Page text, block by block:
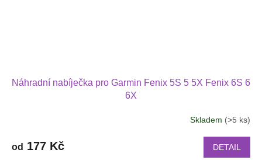
Náhradní nabíječka pro Garmin Fenix 5S 5 5X Fenix 6S 6
6X
Skladem (>5 ks)
od 177 Kč DETAIL